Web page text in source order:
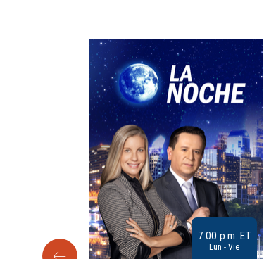
7:00 p.m. ET
Lun - Vie